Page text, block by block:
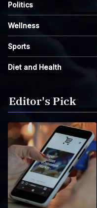
Politics
Wellness
Sports
Diet and Health
Editor's Pick